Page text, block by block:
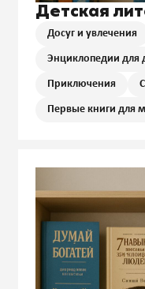
Детская
Досуг и увлечения
Энциклопедии для
Приключения
Первые книги для